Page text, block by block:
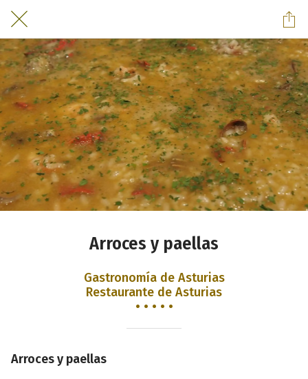
Arroces y paellas
Gastronomía de Asturias
Restaurante de Asturias
• • • • •
Arroces y paellas